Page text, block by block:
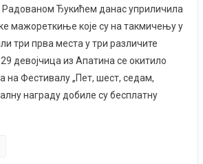
Радованом Ђукићем данас уприличила
мажореткиње које су на такмичењу у
три прва места у три различите
29 девојчица из Апатина се окитило
Фестивалу „Пет, шест, седам,
награду добиле су бесплатну